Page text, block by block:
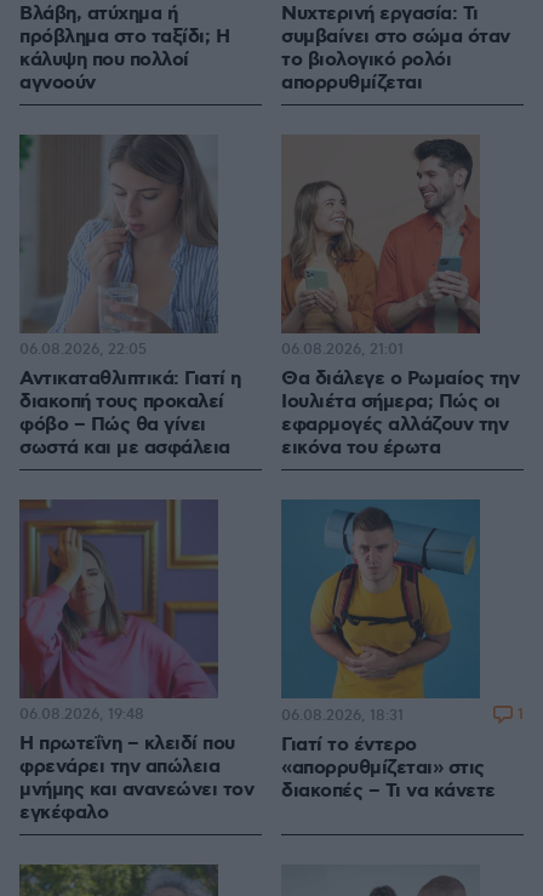
Βλάβη, ατύχημα ή
πρόβλημα στο ταξίδι; Η
κάλυψη που πολλοί
αγνοούν
Νυχτερινή εργασία: Τι
συμβαίνει στο σώμα όταν
το βιολογικό ρολόι
απορρυθμίζεται
Αντικαταθλιπτικά: Γιατί η
διακοπή τους προκαλεί
φόβο – Πώς θα γίνει
σωστά και με ασφάλεια
06.08.2026, 22:05
Θα διάλεγε ο Ρωμαίος την
Ιουλιέτα σήμερα; Πώς οι
εφαρμογές αλλάζουν την
εικόνα του έρωτα
06.08.2026, 21:01
Η πρωτεΐνη – κλειδί που
φρενάρει την απώλεια
μνήμης και ανανεώνει τον
εγκέφαλο
06.08.2026, 19:48
Γιατί το έντερο
«απορρυθμίζεται» στις
διακοπές – Τι να κάνετε
06.08.2026, 18:31 1